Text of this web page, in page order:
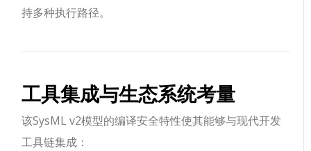
持多种执行路径。
工具集成与生态系统考量
该SysML v2模型的编译安全特性使其能够与现代开发
工具链集成：